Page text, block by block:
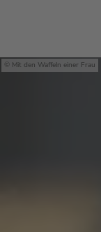
Mit den Waffeln einer Frau